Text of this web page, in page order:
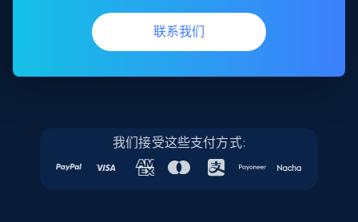
联系我们
我们接受这些支付方式: